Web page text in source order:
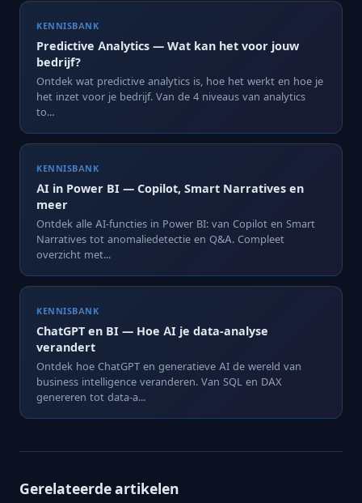
KENNISBANK
Predictive Analytics — Wat kan het voor jouw
bedrijf?
Ontdek wat predictive analytics is, hoe het werkt en hoe je
het inzet voor je bedrijf. Van de 4 niveaus van analytics
to...
KENNISBANK
AI in Power BI — Copilot, Smart Narratives en
meer
Ontdek alle AI-functies in Power BI: van Copilot en Smart
Narratives tot anomaliedetectie en Q&A. Compleet
overzicht met...
KENNISBANK
ChatGPT en BI — Hoe AI je data-analyse
verandert
Ontdek hoe ChatGPT en generatieve AI de wereld van
business intelligence veranderen. Van SQL en DAX
genereren tot data-a...
Gerelateerde artikelen